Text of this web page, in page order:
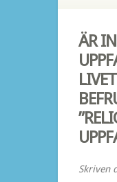
ÄR
Skriven